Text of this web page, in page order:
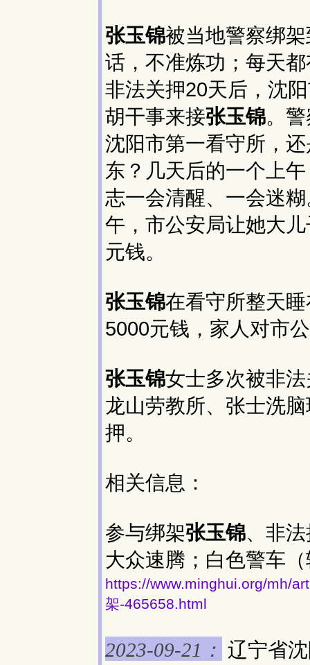
张玉锦被当地警察绑
话，不准炼功；每天
非法关押20天后，沈
胡干事来接张玉锦。
沈阳市第一看守所，
东？几天后的一个上
志一会清醒、一会迷
午，市公安局让她大
元钱。
张玉锦在看守所整天
5000元钱，家人对市
张玉锦女士多次被非
龙山劳教所、张士洗
押。
相关信息：
参与绑架张玉锦、非
大众速腾；白色警车
https://www.minghui.org/mh/
架-465658.html
2023-09-21： 辽宁省